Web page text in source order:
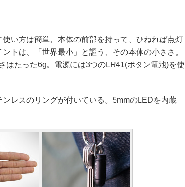
い方は簡単。本体の前部を持って、ひねれば点灯
トは、「世界最小」と謳う、その本体の小ささ。
はたった6g。電源には3つのLR41(ボタン電池)を使
レスのリングが付いている。5mmのLEDを内蔵